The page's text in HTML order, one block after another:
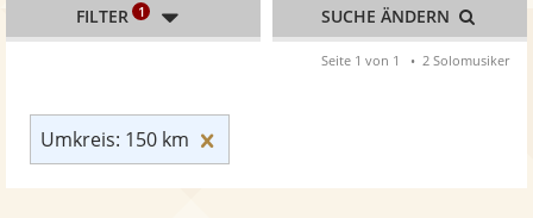
Umkreis: 150 km
FILTER 1 SUCHE ÄNDERN
Seite 1 von 1 2 Solomusiker